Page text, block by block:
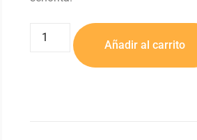
Añadir al carrito